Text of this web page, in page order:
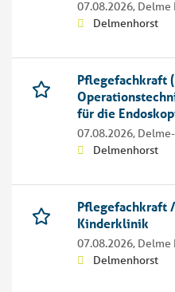
07.08.2026, Delme
Delmenhorst
Pflegefachkraft
für die
07.08.2026,
Delmenhorst
Pflegefachkraft
Kinderklinik
07.08.2026, Delme
Delmenhorst